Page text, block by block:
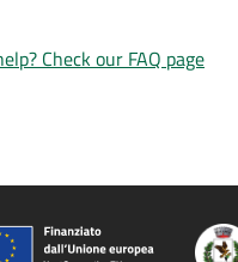
Check our FAQ page